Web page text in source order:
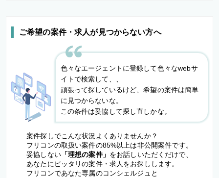
ご希望の案件・求人が見つからない方へ
色々なエージェントに登録して色々なwebサ
イトで検索して、、
頑張って探しているけど、希望の案件は簡単
に見つからないな。
この条件は妥協して探し直しかな。
案件探しでこんな状況よくありませんか？
フリコンの取扱い案件の85%以上は非公開案件です。
妥協しない「理想の案件」 をお話しいただくだけで、
あなたにピッタリの案件・求人をお探しします。
フリコンであなた専属のコンシェルジュと